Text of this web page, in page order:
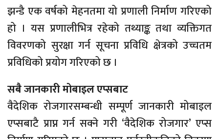
झन्डै एक वर्षको मेहनतमा यो प्रणाली निर्माण गरिएको
हो । यस प्रणालीभित्र रहेको तथ्याङ्क तथा व्यक्तिगत
विवरणको सुरक्षा गर्न सूचना प्रविधि क्षेत्रको उच्चतम
प्रविधिको प्रयोग गरिएको छ ।
सबै जानकारी मोबाइल एप्सबाट
वैदेशिक रोजगारसम्बन्धी सम्पूर्ण जानकारी मोबाइल
एप्सबाटै प्राप्न गर्न सक्ने गरी ‘वैदेशिक रोजगार’ एप्स